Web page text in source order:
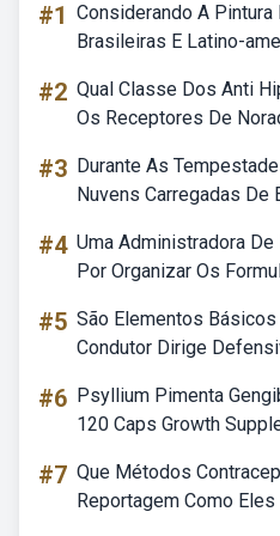
#1 Considerando A
Brasileiras E Latino-
#2 Qual Classe Dos Anti
Os Receptores De
#3 Durante As
Nuvens Carregadas De
#4 Uma Administradora
Por Organizar Os
#5 São Elementos
Condutor Dirige
#6 Psyllium Pimenta
120 Caps Growth
#7 Que Métodos
Reportagem Como Eles